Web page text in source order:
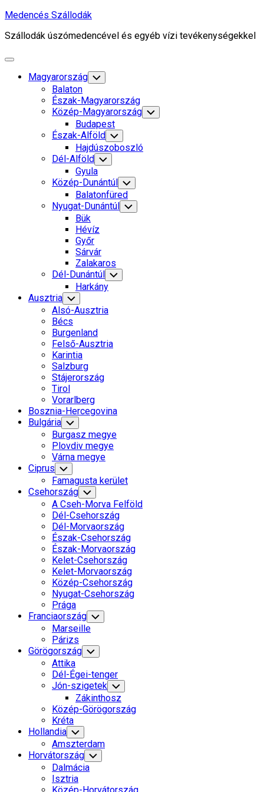
Skip
content
Medencés Szállodák
Szállodák úszómedencével és egyéb vízi tevékenységekkel
Expand
Current
Page
Parent
Magyarország Toggle
Child
Current
Page
Parent
Balaton
Észak-Magyarország
Közép-Magyarország Toggle
Child
Budapest
Észak-Alföld Toggle
Child
Menu
Hajdúszoboszló
Dél-Alföld Toggle
Child
Menu
Gyula
Current
Page
Parent
Közép-Dunántúl Toggle
Child
Menu
Current
Page
Parent
Balatonfüred
Nyugat-Dunántúl Toggle
Child
Bük
Hévíz
Győr
Sárvár
Zalakaros
Dél-Dunántúl Toggle
Child
Harkány
Ausztria Toggle
Child
Menu
Alsó-Ausztria
Bécs
Burgenland
Felső-Ausztria
Karintia
Salzburg
Stájerország
Tirol
Vorarlberg
Bosznia-Hercegovina
Bulgária Toggle
Child
Menu
Burgasz megye
Plovdiv megye
Várna megye
Ciprus Toggle
Child
Menu
Famagusta kerület
Csehország Toggle
Child
Menu
A Cseh-Morva Felföld
Dél-Csehország
Dél-Morvaország
Észak-Csehország
Észak-Morvaország
Kelet-Csehország
Kelet-Morvaország
Közép-Csehország
Nyugat-Csehország
Prága
Franciaország Toggle
Child
Marseille
Párizs
Görögország Toggle
Child
Menu
Attika
Dél-Égei-tenger
Jón-szigetek Toggle
Child
Menu
Zákinthosz
Közép-Görögország
Kréta
Hollandia Toggle
Child
Menu
Amszterdam
Horvátország Toggle
Child
Menu
Dalmácia
Isztria